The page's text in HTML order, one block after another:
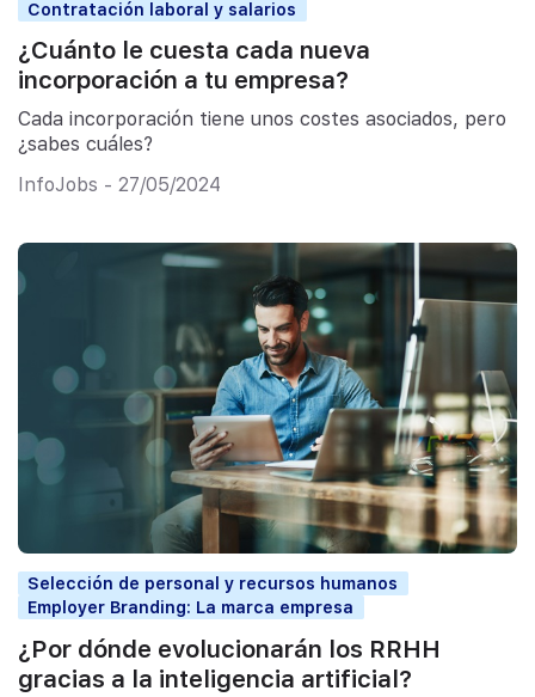
Contratación laboral y salarios
¿Cuánto le cuesta cada nueva
incorporación a tu empresa?
Cada incorporación tiene unos costes asociados, pero
¿sabes cuáles?
InfoJobs - 27/05/2024
Selección de personal y recursos humanos
Employer Branding: La marca empresa
¿Por dónde evolucionarán los RRHH
gracias a la inteligencia artificial?